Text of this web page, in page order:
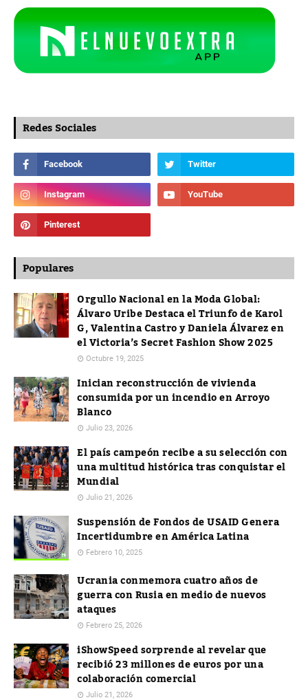
Redes Sociales
Populares
Orgullo Nacional en la Moda Global:
Álvaro Uribe Destaca el Triunfo de Karol
G, Valentina Castro y Daniela Álvarez en
el Victoria’s Secret Fashion Show 2025
Octubre 19, 2025
Inician reconstrucción de vivienda
consumida por un incendio en Arroyo
Blanco
Julio 23, 2026
El país campeón recibe a su selección con
una multitud histórica tras conquistar el
Mundial
Julio 21, 2026
Suspensión de Fondos de USAID Genera
Incertidumbre en América Latina
Febrero 10, 2025
Ucrania conmemora cuatro años de
guerra con Rusia en medio de nuevos
ataques
Febrero 25, 2026
iShowSpeed sorprende al revelar que
recibió 23 millones de euros por una
colaboración comercial
Julio 21, 2026